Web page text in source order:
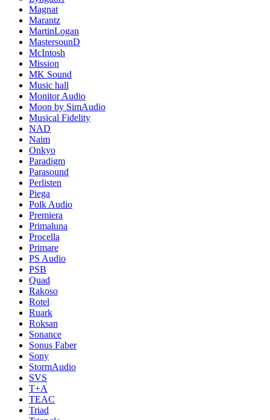
Magnat
Marantz
MartinLogan
MastersounD
McIntosh
Mission
MK Sound
Music hall
Monitor Audio
Moon by SimAudio
Musical Fidelity
NAD
Naim
Onkyo
Paradigm
Parasound
Perlisten
Piega
Polk Audio
Premiera
Primaluna
Procella
Primare
PS Audio
PSB
Quad
Rakoso
Rotel
Ruark
Roksan
Sonance
Sonus Faber
Sony
StormAudio
SVS
T+A
TEAC
Triad